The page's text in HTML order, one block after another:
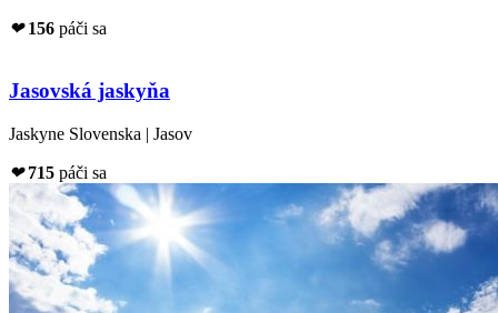
❤ 156 páči sa
Jasovská jaskyňa
Jaskyne Slovenska | Jasov
❤ 715 páči sa